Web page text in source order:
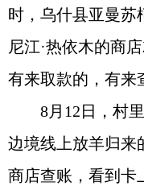
时，乌什县亚曼苏
尼江·热依木的商
有来取款的，有
8月12日，村
边境线上放羊归来
商店查账，看到卡